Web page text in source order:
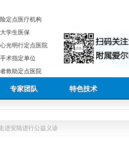
定点医疗机构
学生医保
光明行定点医院
术指定单位
救助定点医院
专家团队 特色技术
进安陆进行公益义诊